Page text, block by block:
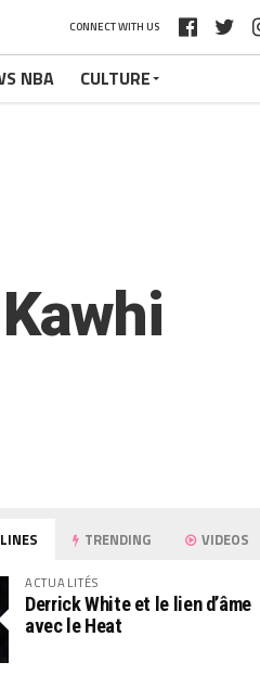
CONNECT WITH US
NBA CULTURE
TRENDING VIDEOS
ACTUALITÉS
Derrick White et le lien d’âme
avec le Heat